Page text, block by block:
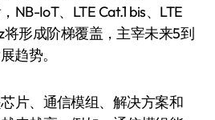
NB-IoT、LTE Cat.1 bis、LTE
将形成阶梯覆盖，主宰未来5到
趋势。
片、通信模组、解决方案和